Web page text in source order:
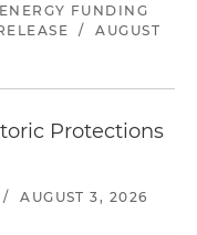
FUNDING
/
AUGUST
Protections
/ AUGUST 3, 2026